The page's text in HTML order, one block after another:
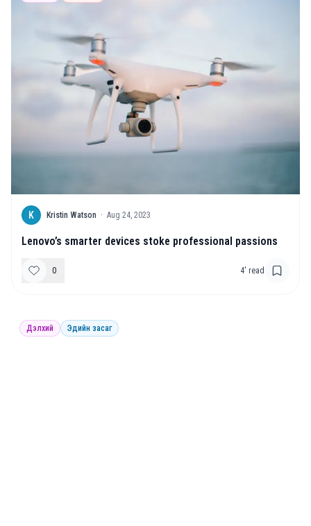
K Kristin Watson · Aug 24, 2023
Lenovo’s smarter devices stoke professional passions
0 4' read
Дэлхий Эдийн засаг